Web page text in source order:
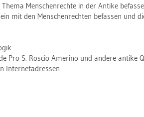
Men­schen­rech­te in der An­ti­ke
mit den Men­schen­rech­ten be­fas­sen und
Pro S. Ro­scio Ame­ri­no und an­de­re an­ti­ke
In­ter­net­adres­sen